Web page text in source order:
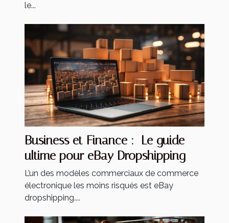
le...
Business et Finance : Le guide
ultime pour eBay Dropshipping
L’un des modèles commerciaux de commerce
électronique les moins risqués est eBay
dropshipping....